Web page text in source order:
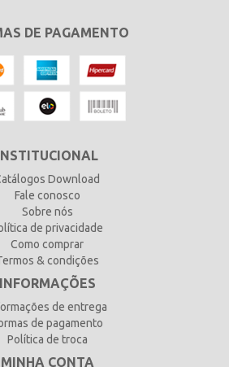
DE PAGAMENTO
Download
Fale conosco
Sobre nós
de privacidade
Como comprar
& condições
INFORMAÇÕES
de entrega
de pagamento
Política de troca
MINHA CONTA